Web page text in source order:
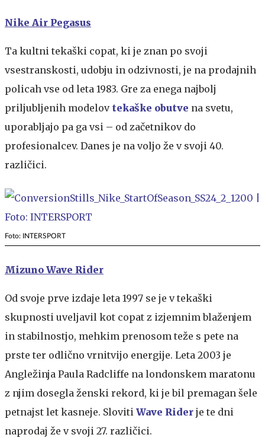
Nike Air Pegasus
Ta kultni tekaški copat, ki je znan po svoji
vsestranskosti, udobju in odzivnosti, je na prodajnih
policah vse od leta 1983. Gre za enega najbolj
priljubljenih modelov tekaške obutve na svetu,
uporabljajo pa ga vsi – od začetnikov do
profesionalcev. Danes je na voljo že v svoji 40.
različici.
Foto: INTERSPORT
Mizuno Wave Rider
Od svoje prve izdaje leta 1997 se je v tekaški
skupnosti uveljavil kot copat z izjemnim blaženjem
in stabilnostjo, mehkim prenosom teže s pete na
prste ter odlično vrnitvijo energije. Leta 2003 je
Angležinja Paula Radcliffe na londonskem maratonu
z njim dosegla ženski rekord, ki je bil premagan šele
petnajst let kasneje. Sloviti Wave Rider je te dni
naprodaj že v svoji 27. različici.